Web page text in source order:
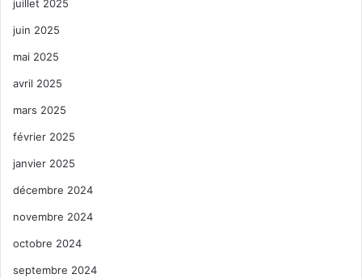
juillet 2025
juin 2025
mai 2025
avril 2025
mars 2025
février 2025
janvier 2025
décembre 2024
novembre 2024
octobre 2024
septembre 2024